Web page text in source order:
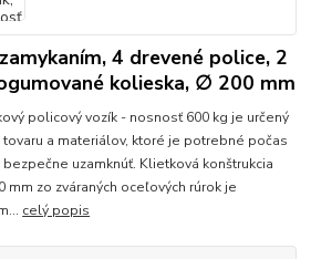
4 drevené police, 2
kolieska, ∅ 200 mm
policový vozík - nosnosť 600 kg je určený
a materiálov, ktoré je potrebné počas
uzamknúť. Klietková konštrukcia
mm zo zváraných oceľových rúrok je
celý popis